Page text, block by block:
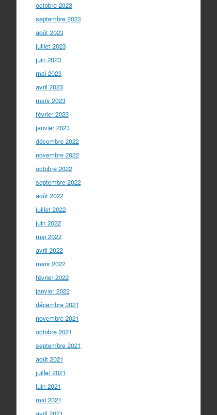
octobre 2023
septembre 2023
août 2023
juillet 2023
juin 2023
mai 2023
avril 2023
mars 2023
février 2023
janvier 2023
décembre 2022
novembre 2022
octobre 2022
septembre 2022
août 2022
juillet 2022
juin 2022
mai 2022
avril 2022
mars 2022
février 2022
janvier 2022
décembre 2021
novembre 2021
octobre 2021
septembre 2021
août 2021
juillet 2021
juin 2021
mai 2021